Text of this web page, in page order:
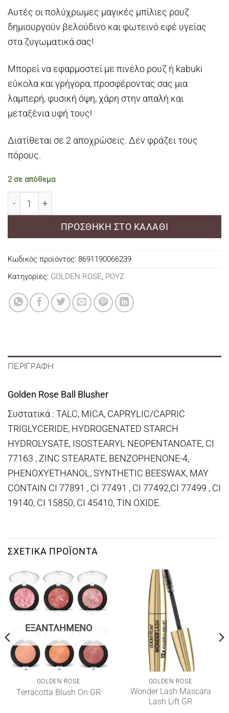
Αυτές οι πολύχρωμες μαγικές μπίλιες ρουζ
δημιουργούν βελούδινο και φωτεινό εφέ υγείας
στα ζυγωματικά σας!
Μπορεί να εφαρμοστεί με πινέλο ρουζ ή kabuki
εύκολα και γρήγορα, προσφέροντας σας μια
λαμπερή, φυσική όψη, χάρη στην απαλή και
μεταξένια υφή τους!
Διατίθεται σε 2 αποχρώσεις. Δεν φράζει τους
πόρους.
2 σε απόθεμα
ΠΡΟΣΘΉΚΗ ΣΤΟ ΚΑΛΆΘΙ
Κωδικός προϊόντος: 8691190066239
Κατηγορίες: GOLDEN ROSE, ΡΟΥΖ
ΠΕΡΙΓΡΑΦΉ
Golden Rose Ball Blusher
Συστατικά : TALC, MICA, CAPRYLIC/CAPRIC
TRIGLYCERIDE, HYDROGENATED STARCH
HYDROLYSATE, ISOSTEARYL NEOPENTANOATE, CI
77163 , ZINC STEARATE, BENZOPHENONE-4,
PHENOXYETHANOL, SYNTHETIC BEESWAX, MAY
CONTAIN CI 77891 , CI 77491 , CI 77492,CI 77499 , CI
19140, CI 15850, CI 45410, TIN OXIDE.
ΣΧΕΤΙΚΆ ΠΡΟΪΌΝΤΑ
ΕΞΑΝΤΛΗΜΈΝΟ
GOLDEN ROSE
Terracotta Blush On GR
GOLDEN ROSE
Wonder Lash Mascara
Lash Lift GR